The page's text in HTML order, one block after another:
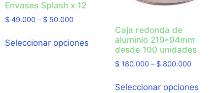
Envases Splash x 12
$ 49.000 – $ 50.000
Seleccionar opciones
Caja redonda de
aluminio 219*94mm
desde 100 unidades
$180.000– $800.000
Seleccionar opciones